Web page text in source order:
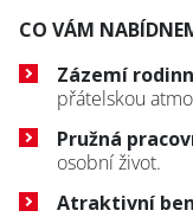
CO VÁM
Zázemí
přátelskou
Pružná
osobní život.
Atraktivní